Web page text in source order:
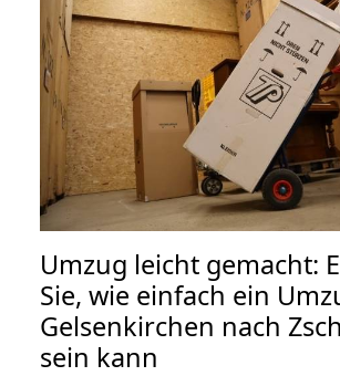
Umzug leicht gemacht:
Sie, wie einfach ein
Gelsenkirchen nach
sein kann